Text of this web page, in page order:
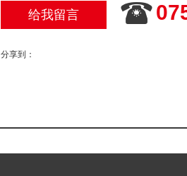
给我留言
分享到：